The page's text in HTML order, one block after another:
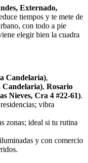
Externado,
tiempos y te mete de
con todo a pie
elegir bien la cuadra
Candelaria),
Candelaria), Rosario
Nieves, Cra 4 #22-61).
vibra
zonas; ideal si tu rutina
y con comercio